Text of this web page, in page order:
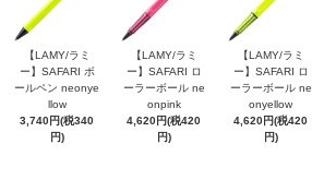
【LAMY/ラミ
ー】SAFARI ボ
ールペン neonye
llow
3,740円(税340
円)
【LAMY/ラミ
ー】SAFARI ロ
ーラーボール ne
onpink
4,620円(税420
円)
【LAMY/ラミ
ー】SAFARI ロ
ーラーボール ne
onyellow
4,620円(税420
円)